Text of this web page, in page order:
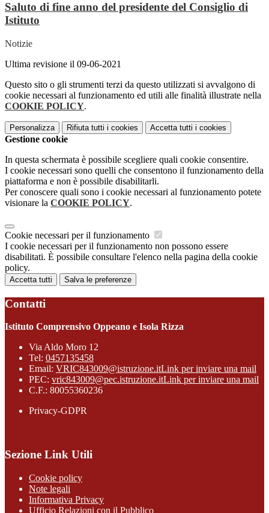
Saluto di fine anno del presidente del Consiglio di
Istituto
Notizie
Ultima revisione il 09-06-2021
Questo sito o gli strumenti terzi da questo utilizzati si avvalgono di
cookie necessari al funzionamento ed utili alle finalità illustrate nella
COOKIE POLICY.
Personalizza Rifiuta tutti i cookies Accetta tutti i cookies
Gestione cookie
In questa schermata è possibile scegliere quali cookie consentire.
I cookie necessari sono quelli che consentono il funzionamento della
piattaforma e non è possibile disabilitarli.
Per conoscere quali sono i cookie necessari al funzionamento potete
visionare la COOKIE POLICY.
Cookie necessari per il funzionamento
I cookie necessari per il funzionamento non possono essere
disabilitati. È possibile consultare l'elenco nella pagina della cookie
policy.
Accetta tutti Salva le preferenze
Contatti
Istituto Comprensivo Oppeano e Isola Rizza
Via Aldo Moro 12
Tel: 0457135458
Email: VRIC843009@istruzione.itLink per inviare una mail
PEC: vric843009@pec.istruzione.itLink per inviare una mail
C.F.: 80055360236
Privacy-GDPR
Sezione Link Utili
Cookie policy
Note legali
Informativa Privacy
Ufficio Relazioni con il Pubblico